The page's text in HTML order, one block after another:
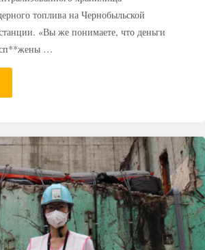
топлива на Чернобыльской
«Вы же понимаете, что деньги
…